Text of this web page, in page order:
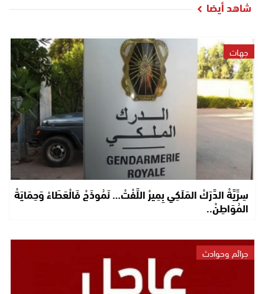
شاهد أيضا
جهات
سِرِّيَّةْ الدَّرَكْ المَلَكِي بِمِيرْ اللِّفْتْ… نَمُوذَجْ فَالْعَطَاءْ وَحِمَايَةْ
المُوَاطِنْ..
جرائم وحوادث